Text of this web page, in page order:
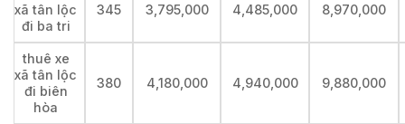
xã tân lộc
đi ba tri
345 3,795,000 4,485,000 8,970,000
thuê xe
xã tân lộc
đi biên
hòa
380 4,180,000 4,940,000 9,880,000